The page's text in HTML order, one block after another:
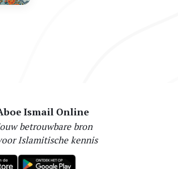
Ismail Online
betrouwbare bron
Islamitische kennis